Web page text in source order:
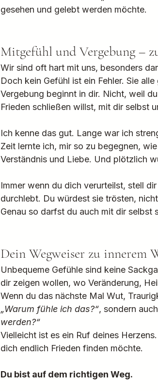
gesehen und gelebt werden möchte.
Mitgefühl und Vergebung –
Wir sind oft hart mit uns, besonders
Doch kein Gefühl ist ein Fehler. Sie alle
Vergebung beginnt in dir. Nicht, weil
Frieden schließen willst, mit dir selbst
Ich kenne das gut. Lange war ich
Zeit lernte ich, mir so zu begegnen,
Verständnis und Liebe. Und plötzlich
Immer wenn du dich verurteilst, stell
durchlebt. Du würdest sie trösten,
Genau so darfst du auch mit dir selbst
Dein Wegweiser zu innerem
Unbequeme Gefühle sind keine
dir zeigen wollen, wo Veränderung,
Wenn du das nächste Mal Wut,
„Warum fühle ich das?“, sondern
werden?“
Vielleicht ist es ein Ruf deines
dich endlich Frieden finden möchte.
Du bist auf dem richtigen Weg.